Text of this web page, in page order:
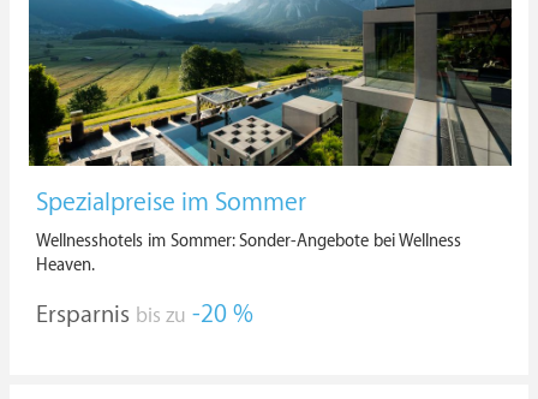
Spezialpreise im Sommer
Wellnesshotels im Sommer: Sonder-Angebote bei Wellness
Heaven.
Ersparnis bis zu -20 %